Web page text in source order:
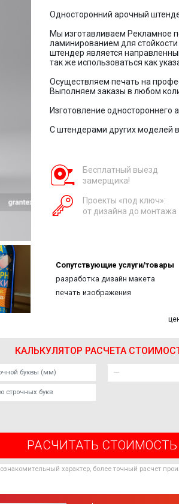
Односторонний арочный
Мы изготавливаем Рекламное
ламинированием для
штендер является
так же использоваться как
Осуществляем печать на
Выполняем заказы в любом
Изготовление одностороннего
С штендерами других моделей
Бесплатный выезд
замерщика!
Проекты «под ключ»:
от дизайна до монтажа
Сопутствующие услуги/товары
разработка дизайн макета
печать изображения
КАЛЬКУЛЯТОР РАСЧЕТА
РАСЧИТАТЬ СТОИМОСТЬ
характер, более точный расчет